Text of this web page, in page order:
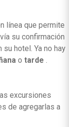
línea que permite
su confirmación
hotel. Ya no hay
o tarde .
excursiones
de agregarlas a